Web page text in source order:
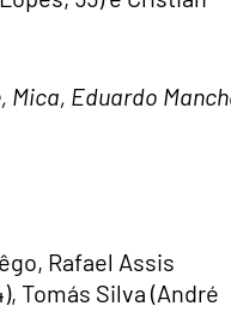
Mica, Eduardo
Rafael Assis
Tomás Silva (André